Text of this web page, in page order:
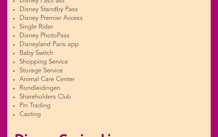
Disney Standby Pass
Disney Premier Access
Single Rider
Disney PhotoPass
Disneyland Paris app
Baby Switch
Shopping Service
Storage Service
Animal Care Center
Rondleidingen
Shareholders Club
Pin Trading
Casting